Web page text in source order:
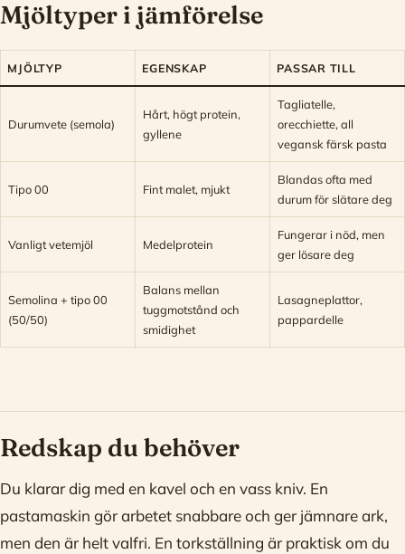
Mjöltyper i jämförelse
MJÖLTYP EGENSKAP PASSAR TILL
Durumvete (semola)
Hårt, högt protein,
gyllene
Tagliatelle,
orecchiette, all
vegansk färsk pasta
Tipo 00 Fint malet, mjukt
Blandas ofta med
durum för slätare deg
Vanligt vetemjöl Medelprotein
Fungerar i nöd, men
ger lösare deg
Semolina + tipo 00
(50/50)
Balans mellan
tuggmotstånd och
smidighet
Lasagneplattor,
pappardelle
Redskap du behöver
Du klarar dig med en kavel och en vass kniv. En
pastamaskin gör arbetet snabbare och ger jämnare ark,
men den är helt valfri. En torkställning är praktisk om du